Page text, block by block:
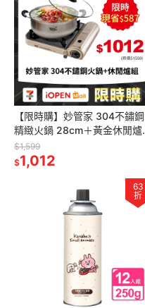
【限時購】妙管家 304不鏽鋼
精緻火鍋 28cm＋黃金休閒爐
K071G(含鍋蓋)
$1,599
$1,012
63
折